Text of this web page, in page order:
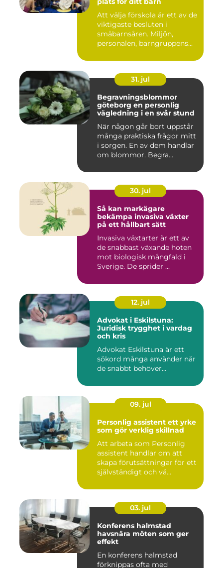
Att välja förskola är ett av de
viktigaste besluten i
småbarnsåren. Miljön,
personalen, barngruppens...
31. jul
Begravningsblommor
göteborg en personlig
vägledning i en svår stund
När någon går bort uppstår
många praktiska frågor mitt
i sorgen. En av dem handlar
om blommor. Begra...
30. jul
Så kan markägare
bekämpa invasiva växter
på ett hållbart sätt
Invasiva växtarter är ett av
de snabbast växande hoten
mot biologisk mångfald i
Sverige. De sprider ...
12. jul
Advokat i Eskilstuna:
Juridisk trygghet i vardag
och kris
Advokat Eskilstuna är ett
sökord många använder när
de snabbt behöver...
09. jul
Personlig assistent ett yrke
som gör verklig skillnad
Att arbeta som Personlig
assistent handlar om att
skapa förutsättningar för ett
självständigt och vä...
03. jul
Konferens halmstad
havsnära möten som ger
effekt
En konferens halmstad
förknippas ofta med